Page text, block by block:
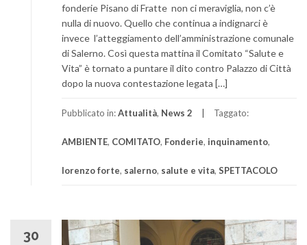
fonderie Pisano di Fratte non ci meraviglia, non c’è
nulla di nuovo. Quello che continua a indignarci è
invece l’atteggiamento dell’amministrazione comunale
di Salerno. Così questa mattina il Comitato “Salute e
Vita” è tornato a puntare il dito contro Palazzo di Città
dopo la nuova contestazione legata […]
Pubblicato in:Attualità, News 2 Taggato:
AMBIENTE, COMITATO, Fonderie, inquinamento,
lorenzo forte, salerno, salute e vita, SPETTACOLO
30